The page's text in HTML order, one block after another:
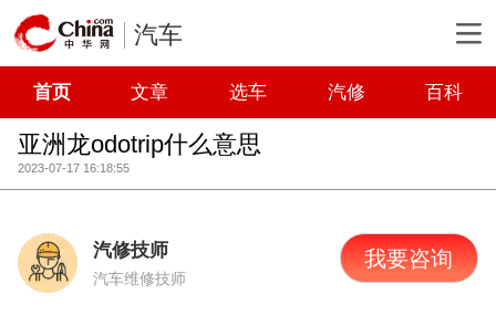
汽车
首页 文章 选车 汽修 百科
亚洲龙odotrip什么意思
2023-07-17 16:18:55
汽修技师
汽车维修技师
我要咨询